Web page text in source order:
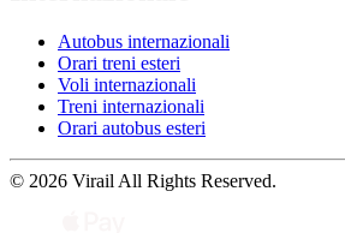
Autobus internazionali
Orari treni esteri
Voli internazionali
Treni internazionali
Orari autobus esteri
© 2026 Virail All Rights Reserved.